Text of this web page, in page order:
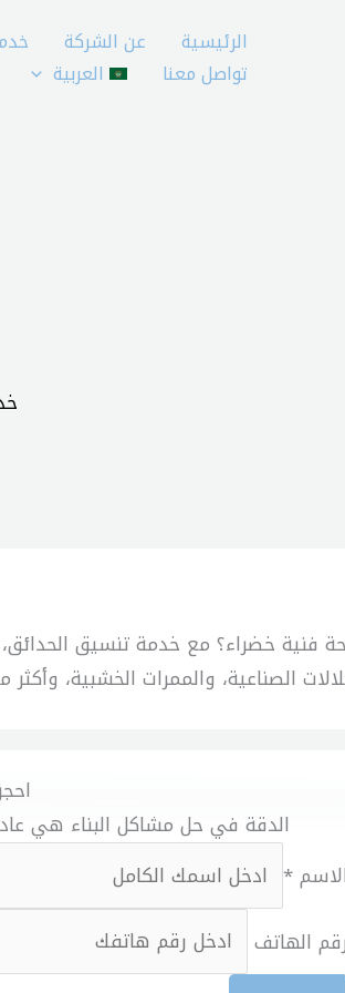
الرئيسية عن الشركة
تواصل معنا
العربية
فنية خضراء؟ مع خدمة تنسيق
الصناعية، والممرات الخشبية،
الدقة في حل مشاكل البناء هي
الاسم*
رقم الهاتف